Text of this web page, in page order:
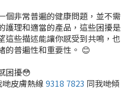
個非常普遍的健康問題，並不需
護理和適當的產品，這些困擾是
這些描述能讓你感受到共鳴，也
的普遍性和重要性。 😊
困擾😳
皮膚熱線 9318 7823 同我哋傾